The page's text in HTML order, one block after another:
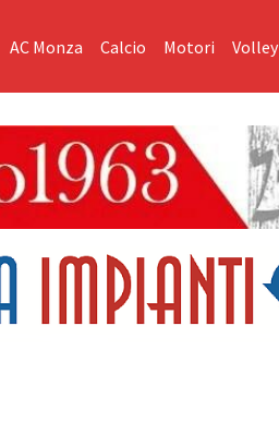
AC Monza Calcio Motori Volley